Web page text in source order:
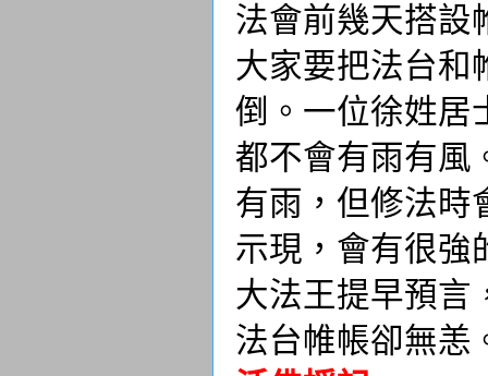
法會前幾天搭設
大家要把法台和
倒。一位徐姓居
都不會有雨有風
有雨，但修法時
示現，會有很強
大法王提早預言
法台帷帳卻無恙